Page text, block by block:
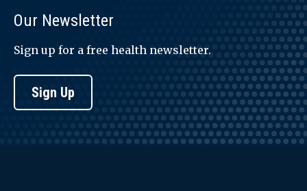
Our Newsletter
Sign up for a free health newsletter.
Sign Up